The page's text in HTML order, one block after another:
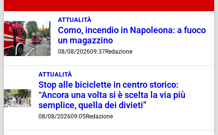
ATTUALITÀ
Como, incendio in Napoleona: a fuoco
un magazzino
08/08/202609:37Redazione
ATTUALITÀ
Stop alle biciclette in centro storico:
“Ancora una volta si è scelta la via più
semplice, quella dei divieti”
08/08/202609:05Redazione